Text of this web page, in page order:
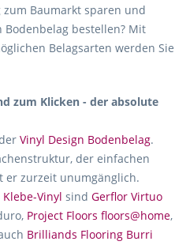
Baumarkt sparen und
bestellen? Mit
Belagsarten werden Sie
zum Klicken - der absolute
Vinyl Design Bodenbelag.
der einfachen
er zurzeit unumgänglich.
Klebe-Vinyl sind Gerflor Virtuo
Project Floors floors@home,
Brilliands Flooring Burri